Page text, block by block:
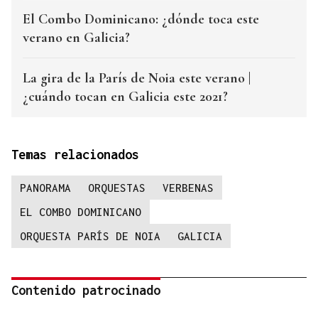
El Combo Dominicano: ¿dónde toca este
verano en Galicia?
La gira de la París de Noia este verano |
¿cuándo tocan en Galicia este 2021?
Temas relacionados
PANORAMA ORQUESTAS
VERBENAS
EL COMBO DOMINICANO
ORQUESTA PARÍS DE NOIA
GALICIA
Contenido patrocinado